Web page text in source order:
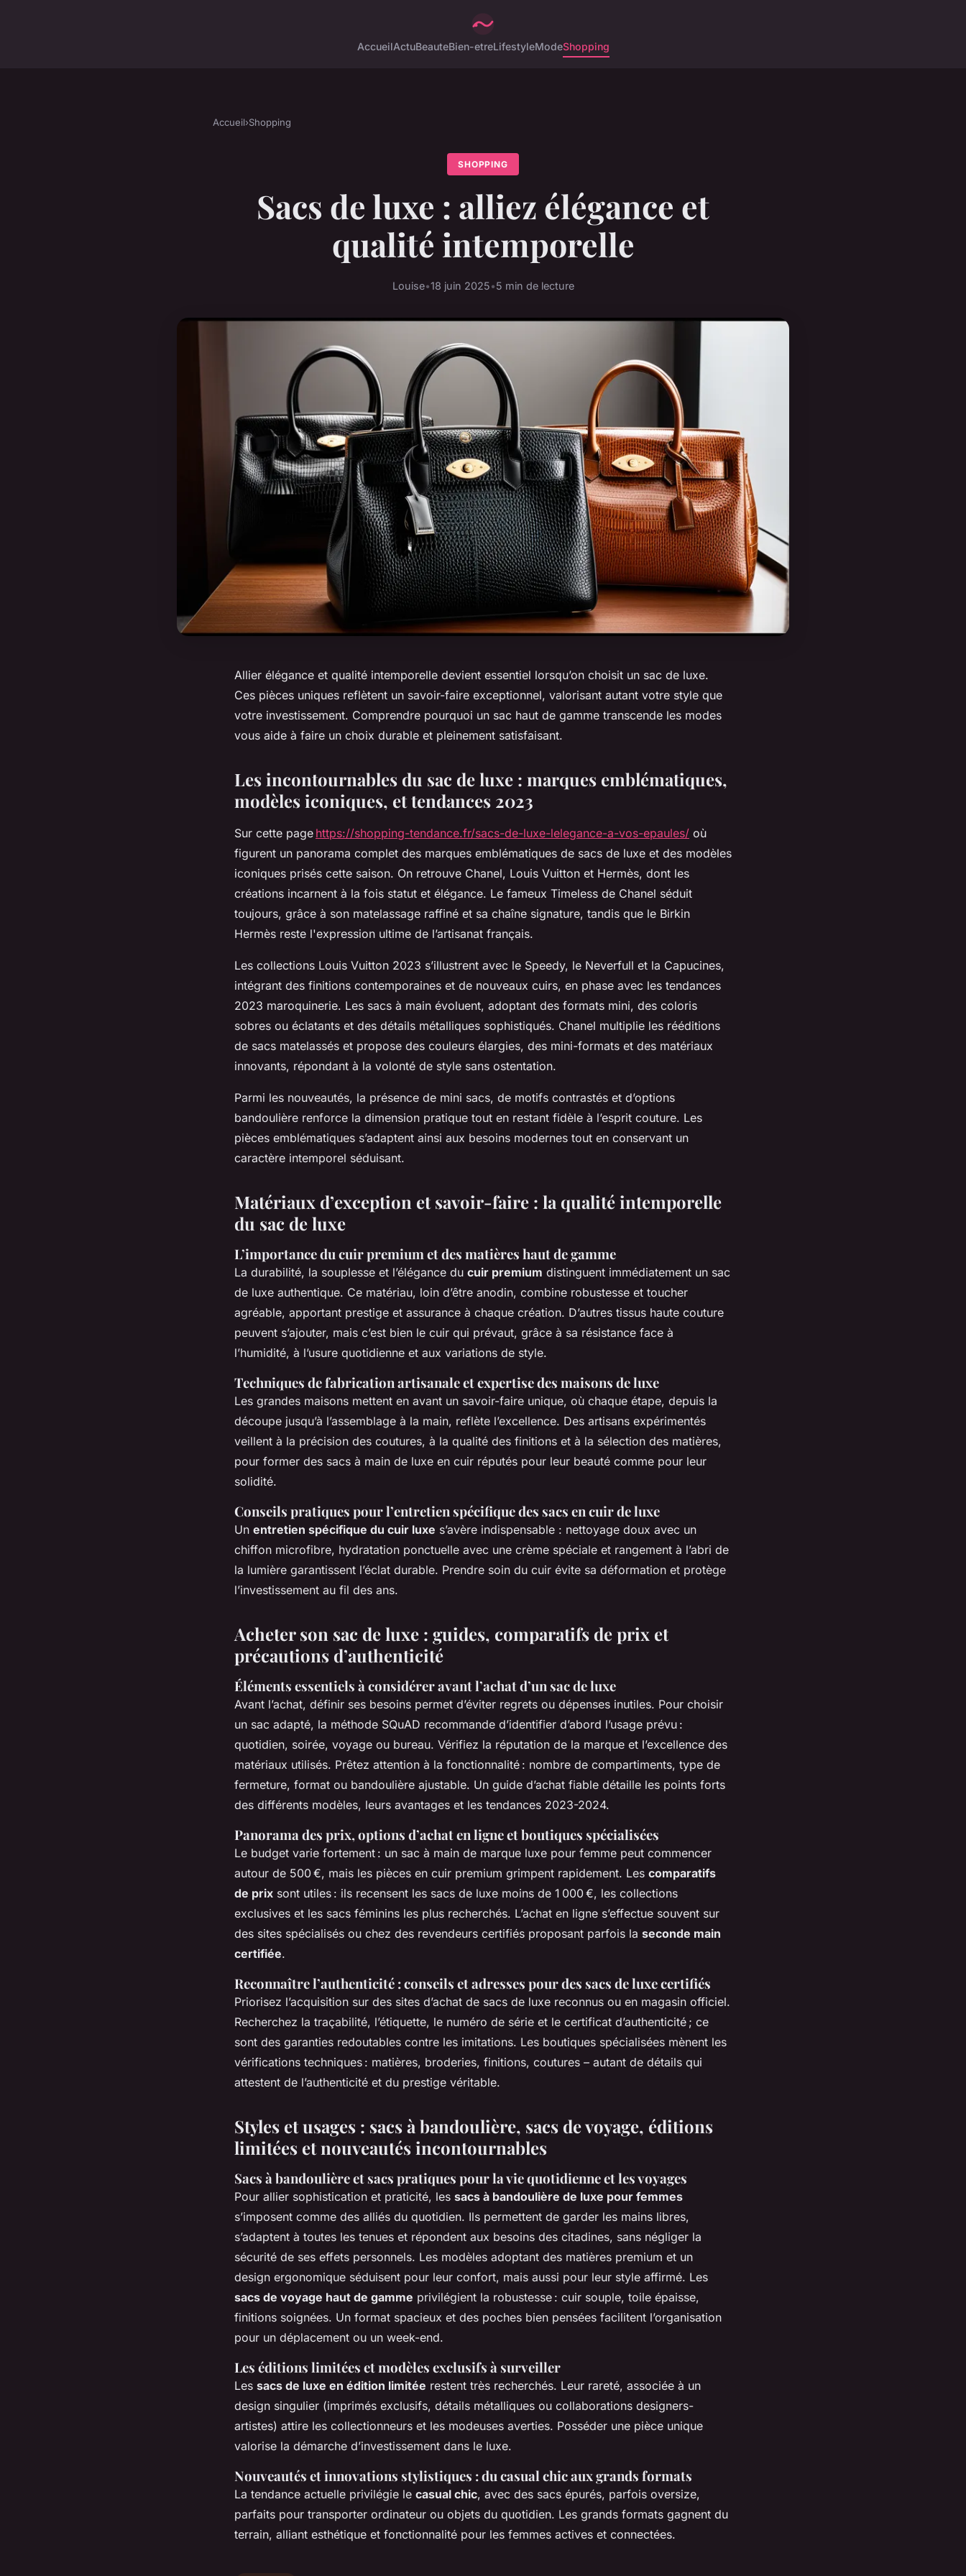
AccueilActuBeauteBien-etreLifestyleModeShopping
Accueil›Shopping
SHOPPING
Sacs de luxe : alliez élégance et
qualité intemporelle
Louise•18 juin 2025•5 min de lecture
Allier élégance et qualité intemporelle devient essentiel lorsqu’on choisit un sac de luxe.
Ces pièces uniques reflètent un savoir-faire exceptionnel, valorisant autant votre style que
votre investissement. Comprendre pourquoi un sac haut de gamme transcende les modes
vous aide à faire un choix durable et pleinement satisfaisant.
Les incontournables du sac de luxe : marques emblématiques,
modèles iconiques, et tendances 2023
Sur cette page https://shopping-tendance.fr/sacs-de-luxe-lelegance-a-vos-epaules/ où
figurent un panorama complet des marques emblématiques de sacs de luxe et des modèles
iconiques prisés cette saison. On retrouve Chanel, Louis Vuitton et Hermès, dont les
créations incarnent à la fois statut et élégance. Le fameux Timeless de Chanel séduit
toujours, grâce à son matelassage raffiné et sa chaîne signature, tandis que le Birkin
Hermès reste l'expression ultime de l’artisanat français.
Les collections Louis Vuitton 2023 s’illustrent avec le Speedy, le Neverfull et la Capucines,
intégrant des finitions contemporaines et de nouveaux cuirs, en phase avec les tendances
2023 maroquinerie. Les sacs à main évoluent, adoptant des formats mini, des coloris
sobres ou éclatants et des détails métalliques sophistiqués. Chanel multiplie les rééditions
de sacs matelassés et propose des couleurs élargies, des mini-formats et des matériaux
innovants, répondant à la volonté de style sans ostentation.
Parmi les nouveautés, la présence de mini sacs, de motifs contrastés et d’options
bandoulière renforce la dimension pratique tout en restant fidèle à l’esprit couture. Les
pièces emblématiques s’adaptent ainsi aux besoins modernes tout en conservant un
caractère intemporel séduisant.
Matériaux d’exception et savoir-faire : la qualité intemporelle
du sac de luxe
L’importance du cuir premium et des matières haut de gamme
La durabilité, la souplesse et l’élégance du cuir premium distinguent immédiatement un sac
de luxe authentique. Ce matériau, loin d’être anodin, combine robustesse et toucher
agréable, apportant prestige et assurance à chaque création. D’autres tissus haute couture
peuvent s’ajouter, mais c’est bien le cuir qui prévaut, grâce à sa résistance face à
l’humidité, à l’usure quotidienne et aux variations de style.
Techniques de fabrication artisanale et expertise des maisons de luxe
Les grandes maisons mettent en avant un savoir-faire unique, où chaque étape, depuis la
découpe jusqu’à l’assemblage à la main, reflète l’excellence. Des artisans expérimentés
veillent à la précision des coutures, à la qualité des finitions et à la sélection des matières,
pour former des sacs à main de luxe en cuir réputés pour leur beauté comme pour leur
solidité.
Conseils pratiques pour l’entretien spécifique des sacs en cuir de luxe
Un entretien spécifique du cuir luxe s’avère indispensable : nettoyage doux avec un
chiffon microfibre, hydratation ponctuelle avec une crème spéciale et rangement à l’abri de
la lumière garantissent l’éclat durable. Prendre soin du cuir évite sa déformation et protège
l’investissement au fil des ans.
Acheter son sac de luxe : guides, comparatifs de prix et
précautions d’authenticité
Éléments essentiels à considérer avant l’achat d’un sac de luxe
Avant l’achat, définir ses besoins permet d’éviter regrets ou dépenses inutiles. Pour choisir
un sac adapté, la méthode SQuAD recommande d’identifier d’abord l’usage prévu :
quotidien, soirée, voyage ou bureau. Vérifiez la réputation de la marque et l’excellence des
matériaux utilisés. Prêtez attention à la fonctionnalité : nombre de compartiments, type de
fermeture, format ou bandoulière ajustable. Un guide d’achat fiable détaille les points forts
des différents modèles, leurs avantages et les tendances 2023-2024.
Panorama des prix, options d’achat en ligne et boutiques spécialisées
Le budget varie fortement : un sac à main de marque luxe pour femme peut commencer
autour de 500 €, mais les pièces en cuir premium grimpent rapidement. Les comparatifs
de prix sont utiles : ils recensent les sacs de luxe moins de 1 000 €, les collections
exclusives et les sacs féminins les plus recherchés. L’achat en ligne s’effectue souvent sur
des sites spécialisés ou chez des revendeurs certifiés proposant parfois la seconde main
certifiée.
Reconnaître l’authenticité : conseils et adresses pour des sacs de luxe certifiés
Priorisez l’acquisition sur des sites d’achat de sacs de luxe reconnus ou en magasin officiel.
Recherchez la traçabilité, l’étiquette, le numéro de série et le certificat d’authenticité ; ce
sont des garanties redoutables contre les imitations. Les boutiques spécialisées mènent les
vérifications techniques : matières, broderies, finitions, coutures – autant de détails qui
attestent de l’authenticité et du prestige véritable.
Styles et usages : sacs à bandoulière, sacs de voyage, éditions
limitées et nouveautés incontournables
Sacs à bandoulière et sacs pratiques pour la vie quotidienne et les voyages
Pour allier sophistication et praticité, les sacs à bandoulière de luxe pour femmes
s’imposent comme des alliés du quotidien. Ils permettent de garder les mains libres,
s’adaptent à toutes les tenues et répondent aux besoins des citadines, sans négliger la
sécurité de ses effets personnels. Les modèles adoptant des matières premium et un
design ergonomique séduisent pour leur confort, mais aussi pour leur style affirmé. Les
sacs de voyage haut de gamme privilégient la robustesse : cuir souple, toile épaisse,
finitions soignées. Un format spacieux et des poches bien pensées facilitent l’organisation
pour un déplacement ou un week-end.
Les éditions limitées et modèles exclusifs à surveiller
Les sacs de luxe en édition limitée restent très recherchés. Leur rareté, associée à un
design singulier (imprimés exclusifs, détails métalliques ou collaborations designers-
artistes) attire les collectionneurs et les modeuses averties. Posséder une pièce unique
valorise la démarche d’investissement dans le luxe.
Nouveautés et innovations stylistiques : du casual chic aux grands formats
La tendance actuelle privilégie le casual chic, avec des sacs épurés, parfois oversize,
parfaits pour transporter ordinateur ou objets du quotidien. Les grands formats gagnent du
terrain, alliant esthétique et fonctionnalité pour les femmes actives et connectées.